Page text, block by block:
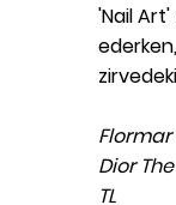
'Nail
Flormar
Dior
TL